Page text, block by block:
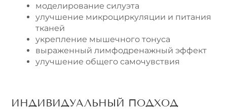
моделирование силуэта
улучшение микроциркуляции и питания
тканей
укрепление мышечного тонуса
выраженный лимфодренажный эффект
улучшение общего самочувствия
ИНДИВИДУАЛЬНЫЙ ПОДХОД